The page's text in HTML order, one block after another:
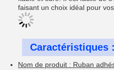
faisant un choix idéal pour
Caractéristiques :
Nom de produit : Ruban